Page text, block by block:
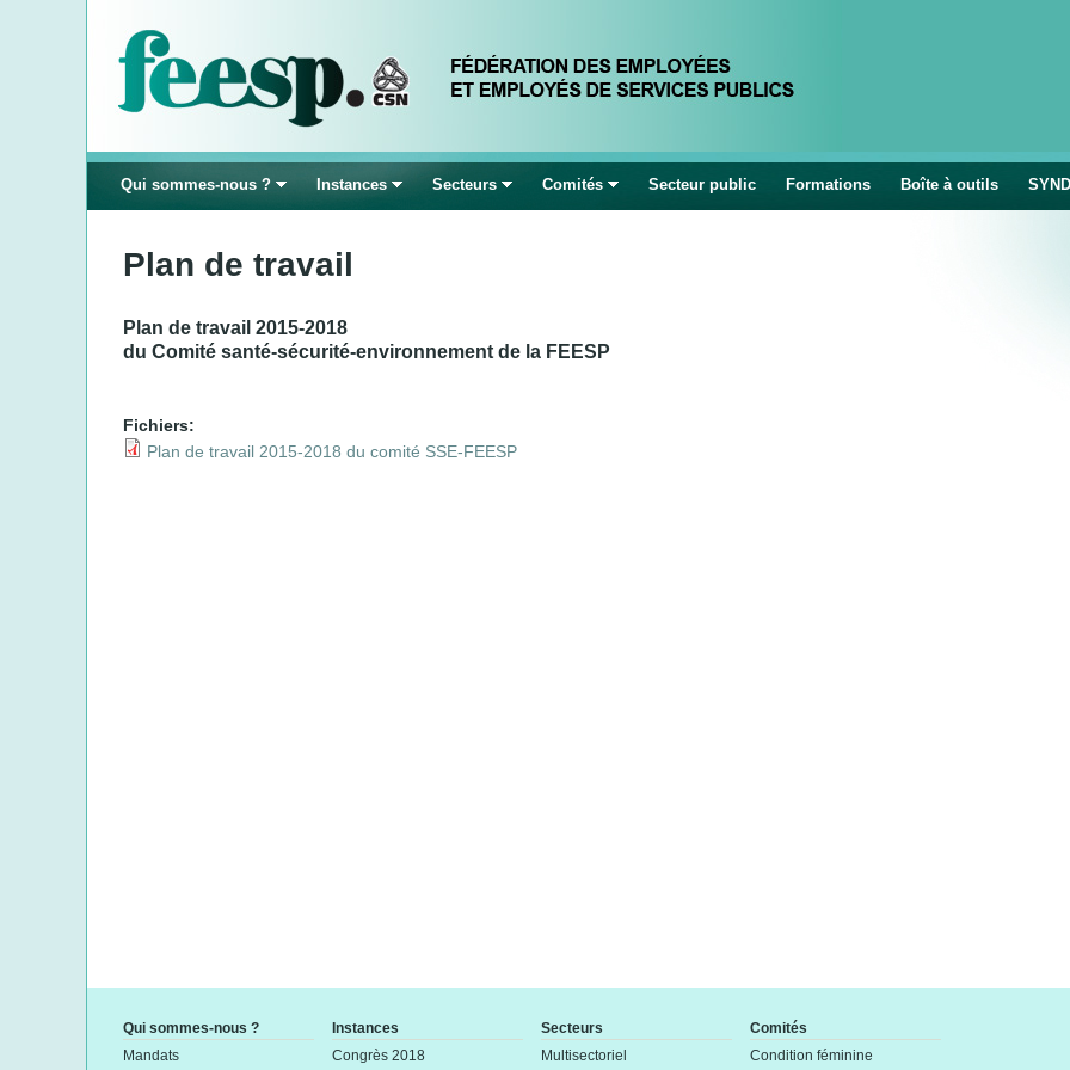
Plan de travail
Plan de travail 2015-2018
du Comité santé-sécurité-environnement de la FEESP
Fichiers:
Plan de travail 2015-2018 du comité SSE-FEESP
Qui sommes-nous ? Instances Secteurs Comités Secteur public Formations Boîte à outils
Qui sommes-nous ?
Mandats
Instances
Congrès 2018
Secteurs
Multisectoriel
Comités
Condition féminine